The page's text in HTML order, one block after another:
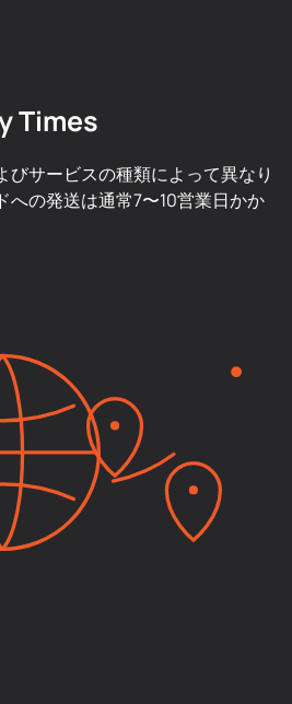
Times
びサービスの種類によって異なり
への発送は通常7〜10営業日かか